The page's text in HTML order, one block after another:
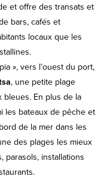
et offre des transats et
bars, cafés et
locaux que les
», vers l’ouest du port,
, une petite plage
bleues. En plus de la
les bateaux de pêche et
de la mer dans les
des plages les mieux
parasols, installations